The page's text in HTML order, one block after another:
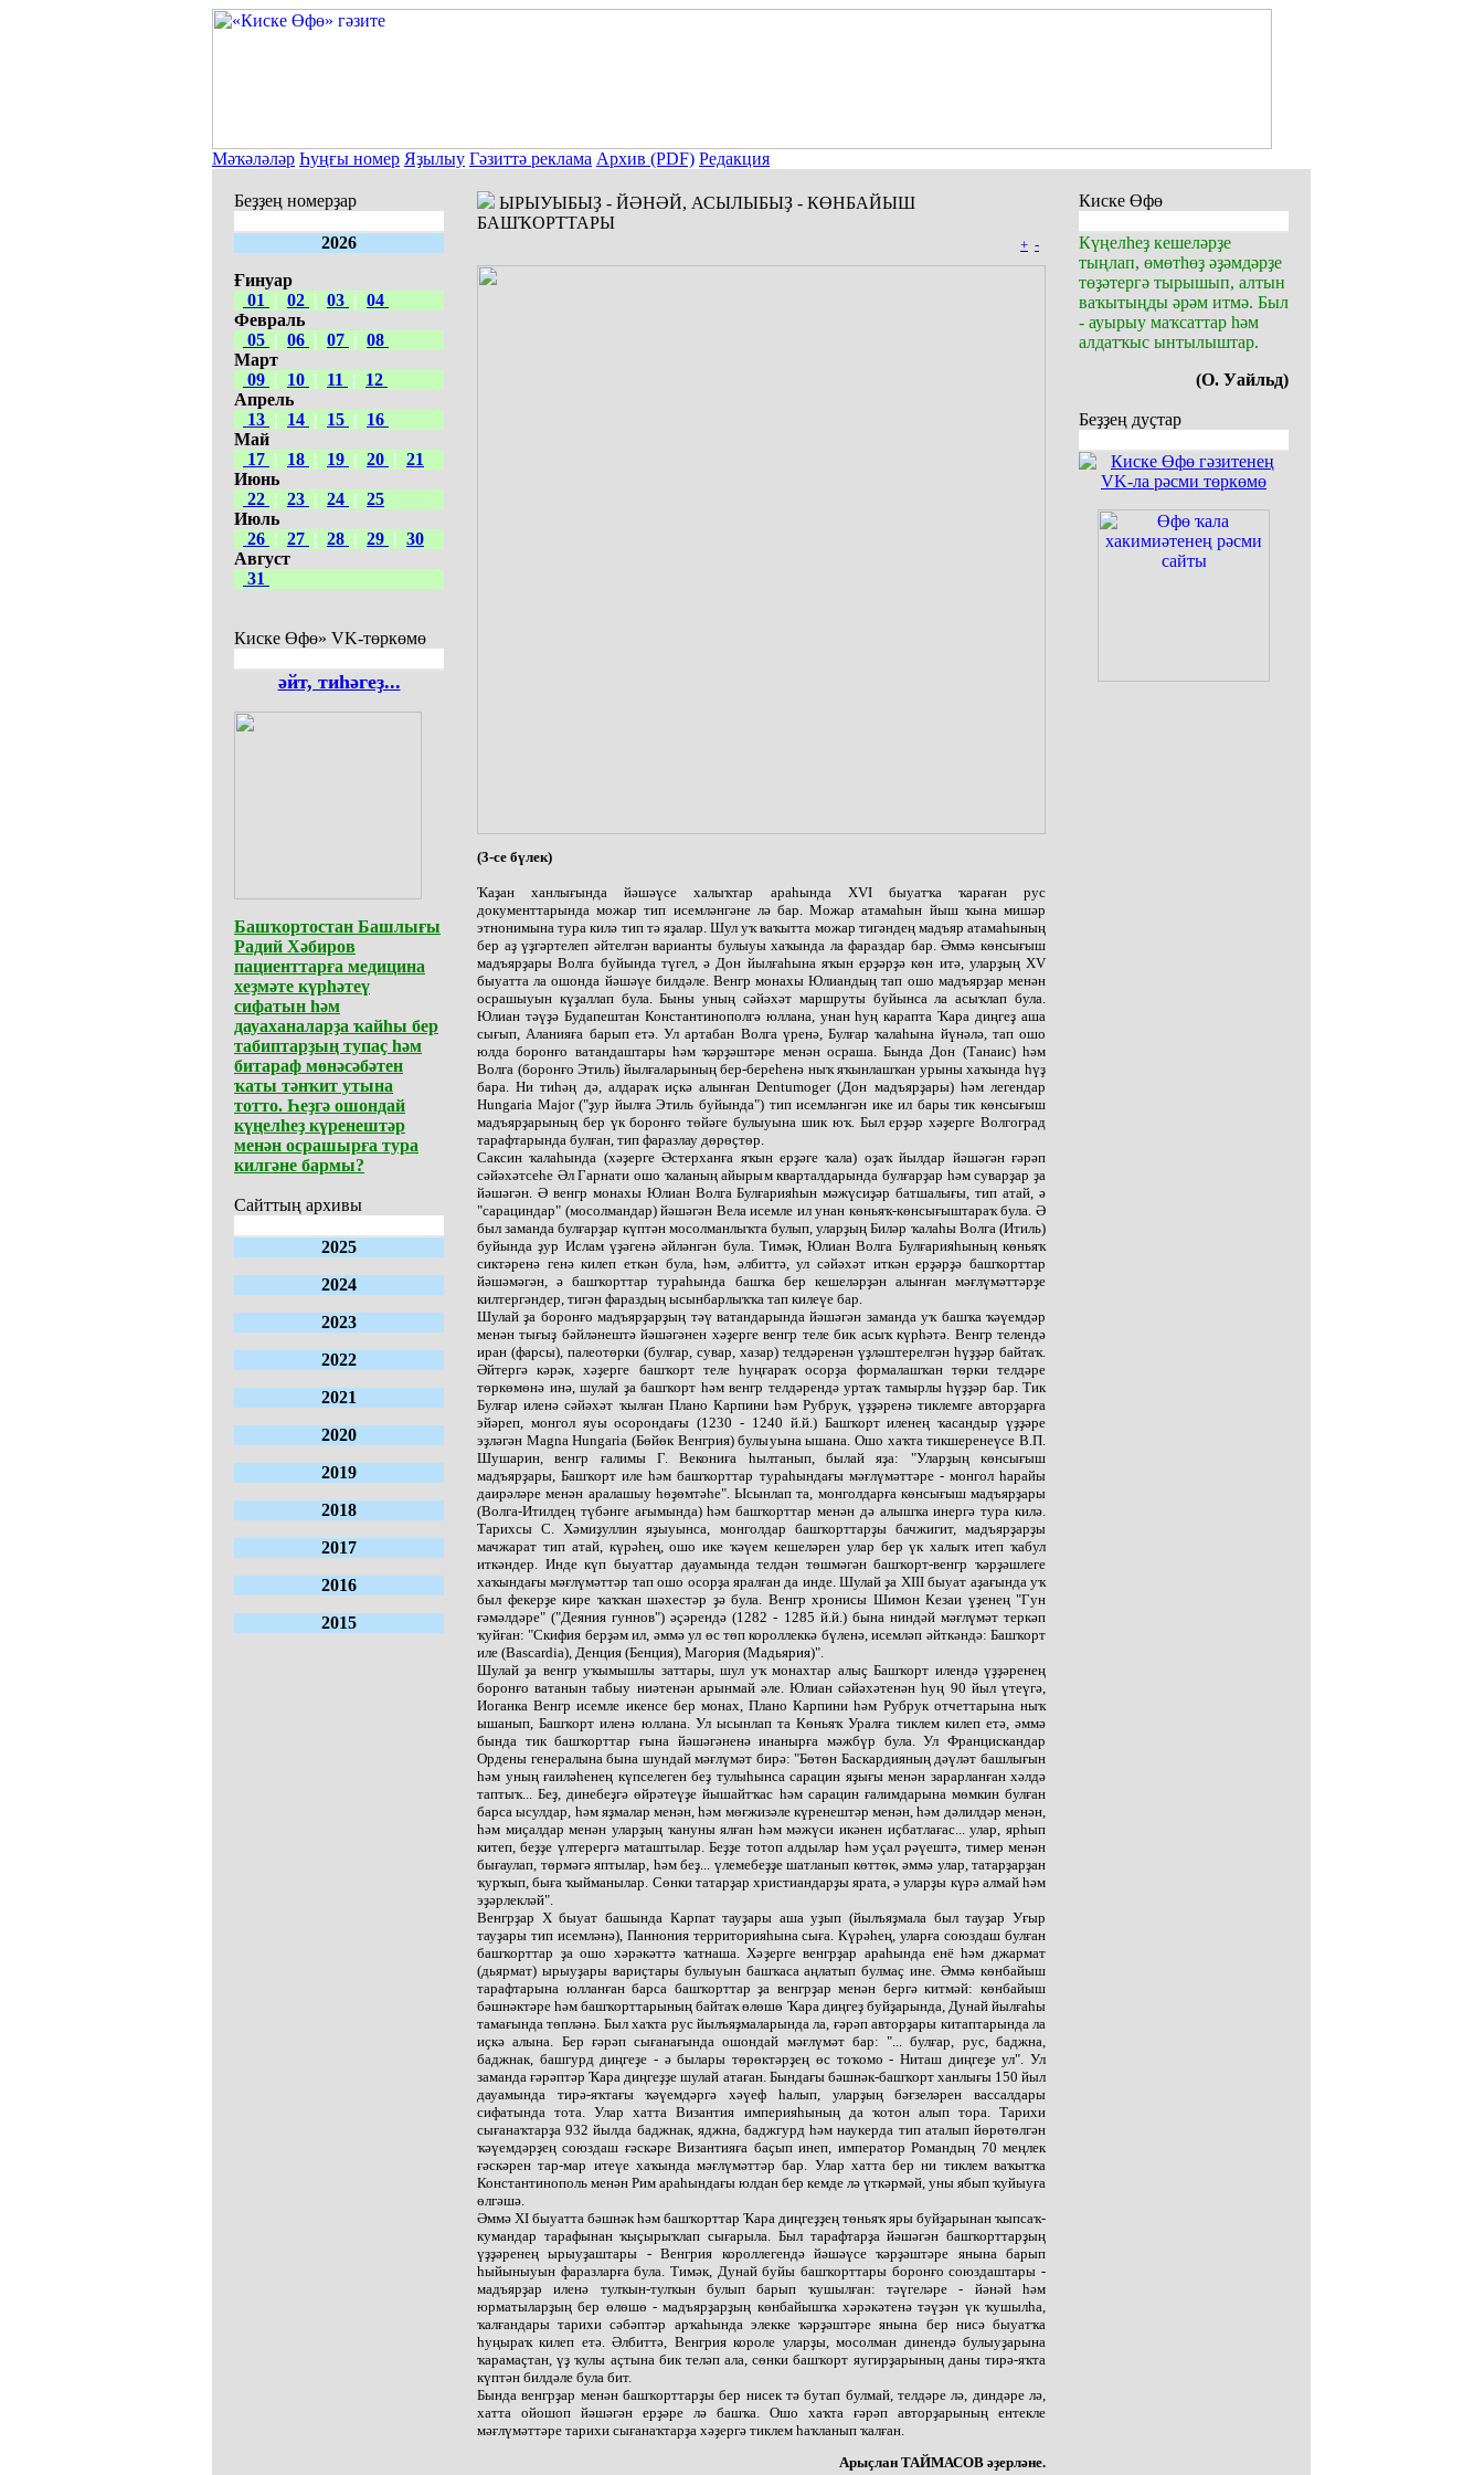
Мәҡәләләр Һуңғы номер Яҙылыу Гәзиттә реклама Архив (PDF) Редакция
Беҙҙең номерҙар
2026
Ғинуар
01
| 02 | 03 | 04
Февраль
05 | 06 | 07 | 08
Март
09 | 10 | 11 |
12
Апрель
13 | 14 | 15 |
16
Май
17 | 18 | 19 | 20 | 21
Июнь
22 | 23 | 24 | 25
Июль
26 | 27 | 28 | 29 | 30
Август
31
Киске Өфө» VK-төркөмө
әйт, тиһәгеҙ...
Башҡортостан Башлығы
Радий Хәбиров
пациенттарға медицина
хеҙмәте күрһәтеү
сифатын һәм
дауаханаларҙа ҡайһы бер
табиптарҙың тупаҫ һәм
битараф мөнәсәбәтен
ҡаты тәнҡит утына
тотто. Һеҙгә ошондай
күңелһеҙ күренештәр
менән осрашырға тура
килгәне бармы?
Сайттың архивы
2025
2024
2023
2022
2021
2020
2019
2018
2017
2016
2015
ЫРЫУЫБЫҘ - ЙӘНӘЙ, АСЫЛЫБЫҘ - КӨНБАЙЫШ
БАШҠОРТТАРЫ
+ -
(3-се бүлек)
Ҡаҙан ханлығында йәшәүсе халыҡтар араһында XVI быуатҡа ҡараған рус
документтарында можар тип исемләнгәне лә бар. Можар атамаһын йыш ҡына мишәр
этнонимына тура килә тип тә яҙалар. Шул уҡ ваҡытта можар тигәндең мадъяр атамаһының
бер аҙ үҙгәртелеп әйтелгән варианты булыуы хаҡында ла фараздар бар. Әммә көнсығыш
мадъярҙары Волга буйында түгел, ә Дон йылғаһына яҡын ерҙәрҙә көн итә, уларҙың XV
быуатта ла ошонда йәшәүе билдәле. Венгр монахы Юлиандың тап ошо мадъярҙар менән
осрашыуын күҙаллап була. Быны уның сәйәхәт маршруты буйынса ла асыҡлап була.
Юлиан тәүҙә Будапештан Константинополгә юллана, унан һуң карапта Ҡара диңгеҙ аша
сығып, Аланияға барып етә. Ул артабан Волга үренә, Булғар ҡалаһына йүнәлә, тап ошо
юлда боронғо ватандаштары һәм ҡәрҙәштәре менән осраша. Бында Дон (Танаис) һәм
Волга (боронғо Этиль) йылғаларының бер-береһенә ныҡ яҡынлашҡан урыны хаҡында һүҙ
бара. Ни тиһәң дә, алдараҡ иҫкә алынған Dentumoger (Дон мадъярҙары) һәм легендар
Hungaria Major ("ҙур йылға Этиль буйында") тип исемләнгән ике ил бары тик көнсығыш
мадъярҙарының бер үк боронғо төйәге булыуына шик юҡ. Был ерҙәр хәҙерге Волгоград
тарафтарында булған, тип фаразлау дөрөҫтөр.
Саксин ҡалаһында (хәҙерге Әстерханға яҡын ерҙәге ҡала) оҙаҡ йылдар йәшәгән ғәрәп
сәйәхәтсеһе Әл Гарнати ошо ҡаланың айырым кварталдарында булғарҙар һәм суварҙар ҙа
йәшәгән. Ә венгр монахы Юлиан Волга Булғарияһын мәжүсиҙәр батшалығы, тип атай, ә
"сарациндар" (мосолмандар) йәшәгән Вела исемле ил унан көньяҡ-көнсығыштараҡ була. Ә
был заманда булғарҙар күптән мосолманлыҡта булып, уларҙың Биләр ҡалаһы Волга (Итиль)
буйында ҙур Ислам үҙәгенә әйләнгән була. Тимәк, Юлиан Волга Булғарияһының көньяҡ
сиктәренә генә килеп еткән була, һәм, әлбиттә, ул сәйәхәт иткән ерҙәрҙә башҡорттар
йәшәмәгән, ә башҡорттар тураһында башҡа бер кешеләрҙән алынған мәғлүмәттәрҙе
килтергәндер, тигән фараздың ысынбарлыҡҡа тап килеүе бар.
Шулай ҙа боронғо мадъярҙарҙың тәү ватандарында йәшәгән заманда уҡ башҡа ҡәүемдәр
менән тығыҙ бәйләнештә йәшәгәнен хәҙерге венгр теле бик асыҡ күрһәтә. Венгр телендә
иран (фарсы), палеотөрки (булғар, сувар, хазар) телдәренән үҙләштерелгән һүҙҙәр байтаҡ.
Әйтергә кәрәк, хәҙерге башҡорт теле һуңғараҡ осорҙа формалашҡан төрки телдәре
төркөмөнә инә, шулай ҙа башҡорт һәм венгр телдәрендә уртаҡ тамырлы һүҙҙәр бар. Тик
Булғар иленә сәйәхәт ҡылған Плано Карпини һәм Рубрук, үҙҙәренә тиклемге авторҙарға
эйәреп, монгол яуы осорондағы (1230 - 1240 й.й.) Башҡорт иленең ҡасандыр үҙҙәре
эҙләгән Magna Hungaria (Бөйөк Венгрия) булыуына ышана. Ошо хаҡта тикшеренеүсе В.П.
Шушарин, венгр ғалимы Г. Векониға һылтанып, былай яҙа: "Уларҙың көнсығыш
мадъярҙары, Башҡорт иле һәм башҡорттар тураһындағы мәғлүмәттәре - монгол һарайы
даирәләре менән аралашыу һөҙөмтәһе". Ысынлап та, монголдарға көнсығыш мадъярҙары
(Волга-Итилдең түбәнге ағымында) һәм башҡорттар менән дә алышҡа инергә тура килә.
Тарихсы С. Хәмиҙуллин яҙыуынса, монголдар башҡорттарҙы бачжигит, мадъярҙарҙы
мачжарат тип атай, күрәһең, ошо ике ҡәүем кешеләрен улар бер үк халыҡ итеп ҡабул
иткәндер. Инде күп быуаттар дауамында телдән төшмәгән башҡорт-венгр ҡәрҙәшлеге
хаҡындағы мәғлүмәттәр тап ошо осорҙа яралған да инде. Шулай ҙа XIII быуат аҙағында уҡ
был фекерҙе кире ҡаҡҡан шәхестәр ҙә була. Венгр хронисы Шимон Кезаи үҙенең "Гун
ғәмәлдәре" ("Деяния гуннов") әҫәрендә (1282 - 1285 й.й.) бына ниндәй мәғлүмәт теркәп
ҡуйған: "Скифия берҙәм ил, әммә ул өс төп короллеккә бүленә, исемләп әйткәндә: Башҡорт
иле (Bascardia), Денция (Бенция), Магория (Мадьярия)".
Шулай ҙа венгр уҡымышлы заттары, шул уҡ монахтар алыҫ Башҡорт илендә үҙҙәренең
боронғо ватанын табыу ниәтенән арынмай әле. Юлиан сәйәхәтенән һуң 90 йыл үтеүгә,
Иоганка Венгр исемле икенсе бер монах, Плано Карпини һәм Рубрук отчеттарына ныҡ
ышанып, Башҡорт иленә юллана. Ул ысынлап та Көньяҡ Уралға тиклем килеп етә, әммә
бында тик башҡорттар ғына йәшәгәненә инанырға мәжбүр була. Ул Францискандар
Ордены генералына бына шундай мәғлүмәт бирә: "Бөтөн Баскардияның дәүләт башлығын
һәм уның ғаиләһенең күпселеген беҙ тулыһынса сарацин яҙығы менән зарарланған хәлдә
таптыҡ... Беҙ, динебеҙгә өйрәтеүҙе йышайтҡас һәм сарацин ғалимдарына мөмкин булған
барса ысулдар, һәм яҙмалар менән, һәм мөғжизәле күренештәр менән, һәм дәлилдәр менән,
һәм миҫалдар менән уларҙың ҡануны ялған һәм мәжүси икәнен иҫбатлағас... улар, ярһып
китеп, беҙҙе үлтерергә маташтылар. Беҙҙе тотоп алдылар һәм уҫал рәүештә, тимер менән
бығаулап, төрмәгә яптылар, һәм беҙ... үлемебеҙҙе шатланып көттөк, әммә улар, татарҙарҙан
ҡурҡып, быға ҡыйманылар. Сөнки татарҙар христиандарҙы ярата, ә уларҙы күрә алмай һәм
эҙәрлекләй".
Венгрҙар X быуат башында Карпат тауҙары аша уҙып (йылъяҙмала был тауҙар Уғыр
тауҙары тип исемләнә), Паннония территорияһына сыға. Күрәһең, уларға союздаш булған
башҡорттар ҙа ошо хәрәкәттә ҡатнаша. Хәҙерге венгрҙар араһында енё һәм джармат
(дьярмат) ырыуҙары вариҫтары булыуын башҡаса аңлатып булмаҫ ине. Әммә көнбайыш
тарафтарына юлланған барса башҡорттар ҙа венгрҙар менән бергә китмәй: көнбайыш
бәшнәктәре һәм башҡорттарының байтаҡ өлөшө Ҡара диңгеҙ буйҙарында, Дунай йылғаһы
тамағында төпләнә. Был хаҡта рус йылъяҙмаларында ла, ғәрәп авторҙары китаптарында ла
иҫкә алына. Бер ғәрәп сығанағында ошондай мәғлүмәт бар: "... булғар, рус, баджна,
баджнак, башгурд диңгеҙе - ә былары төрөктәрҙең өс тоҡомо - Ниташ диңгеҙе ул". Ул
заманда ғәрәптәр Ҡара диңгеҙҙе шулай атаған. Бындағы бәшнәк-башҡорт ханлығы 150 йыл
дауамында тирә-яҡтағы ҡәүемдәргә хәүеф һалып, уларҙың бәғзеләрен вассалдары
сифатында тота. Улар хатта Византия империяһының да ҡотон алып тора. Тарихи
сығанаҡтарҙа 932 йылда баджнак, яджна, баджгурд һәм наукерда тип аталып йөрөтөлгән
ҡәүемдәрҙең союздаш ғәскәре Византияға баҫып инеп, император Романдың 70 меңлек
ғәскәрен тар-мар итеүе хаҡында мәғлүмәттәр бар. Улар хатта бер ни тиклем ваҡытҡа
Константинополь менән Рим араһындағы юлдан бер кемде лә үткәрмәй, уны ябып ҡуйыуға
өлгәшә.
Әммә XI быуатта бәшнәк һәм башҡорттар Ҡара диңгеҙҙең төньяҡ яры буйҙарынан ҡыпсаҡ-
кумандар тарафынан ҡыҫырыҡлап сығарыла. Был тарафтарҙа йәшәгән башҡорттарҙың
үҙҙәренең ырыуҙаштары - Венгрия короллегендә йәшәүсе ҡәрҙәштәре янына барып
һыйыныуын фаразларға була. Тимәк, Дунай буйы башҡорттары боронғо союздаштары -
мадъярҙар иленә тулҡын-тулҡын булып барып ҡушылған: тәүгеләре - йәнәй һәм
юрматыларҙың бер өлөшө - мадъярҙарҙың көнбайышҡа хәрәкәтенә тәүҙән үк ҡушылһа,
ҡалғандары тарихи сәбәптәр арҡаһында элекке ҡәрҙәштәре янына бер нисә быуатҡа
һуңыраҡ килеп етә. Әлбиттә, Венгрия короле уларҙы, мосолман динендә булыуҙарына
ҡарамаҫтан, үҙ ҡулы аҫтына бик теләп ала, сөнки башҡорт яугирҙарының даны тирә-яҡта
күптән билдәле була бит.
Бында венгрҙар менән башҡорттарҙы бер нисек тә бутап булмай, телдәре лә, диндәре лә,
хатта ойошоп йәшәгән ерҙәре лә башҡа. Ошо хаҡта ғәрәп авторҙарының ентекле
мәғлүмәттәре тарихи сығанаҡтарҙа хәҙергә тиклем һаҡланып ҡалған.
Арыҫлан ТАЙМАСОВ әҙерләне.
Киске Өфө
Күңелһеҙ кешеләрҙе
тыңлап, өмөтһөҙ әҙәмдәрҙе
төҙәтергә тырышып, алтын
ваҡытыңды әрәм итмә. Был
- ауырыу маҡсаттар һәм
алдатҡыс ынтылыштар.
(О. Уайльд)
Беҙҙең дуҫтар